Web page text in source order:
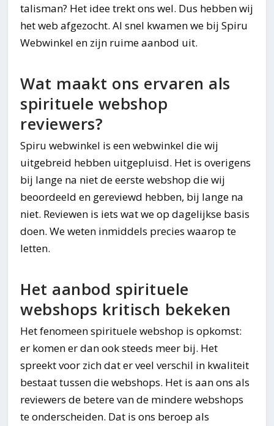
talisman? Het idee trekt ons wel. Dus hebben wij
het web afgezocht. Al snel kwamen we bij Spiru
Webwinkel en zijn ruime aanbod uit.
Wat maakt ons ervaren als
spirituele webshop
reviewers?
Spiru webwinkel is een webwinkel die wij
uitgebreid hebben uitgepluisd. Het is overigens
bij lange na niet de eerste webshop die wij
beoordeeld en gereviewd hebben, bij lange na
niet. Reviewen is iets wat we op dagelijkse basis
doen. We weten inmiddels precies waarop te
letten.
Het aanbod spirituele
webshops kritisch bekeken
Het fenomeen spirituele webshop is opkomst:
er komen er dan ook steeds meer bij. Het
spreekt voor zich dat er veel verschil in kwaliteit
bestaat tussen die webshops. Het is aan ons als
reviewers de betere van de mindere webshops
te onderscheiden. Dat is ons beroep als